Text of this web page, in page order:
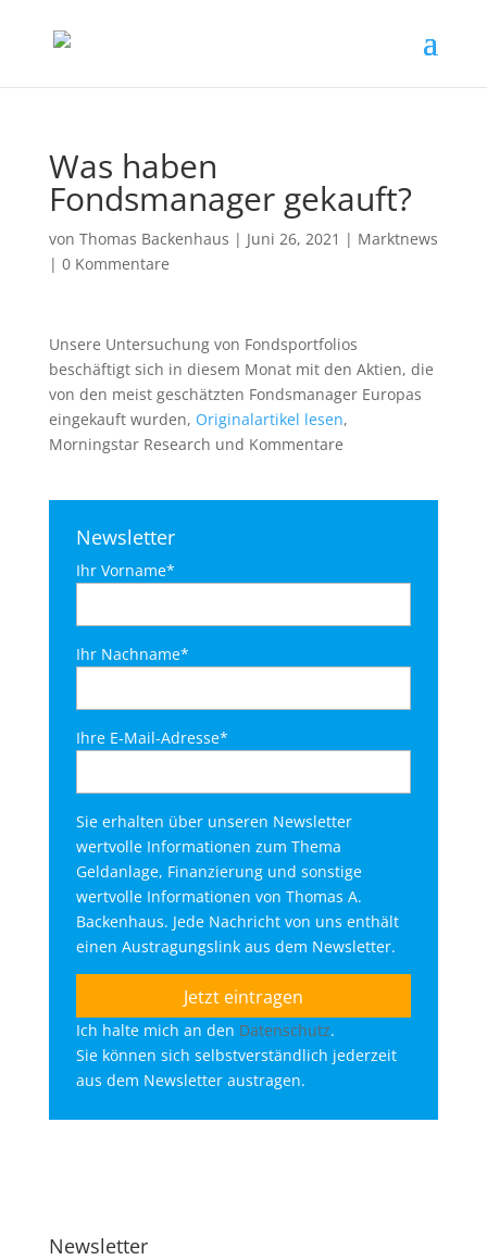
Was haben
Fondsmanager gekauft?
von Thomas Backenhaus | Juni 26, 2021 | Marktnews
| 0 Kommentare
Unsere Untersuchung von Fondsportfolios
beschäftigt sich in diesem Monat mit den Aktien, die
von den meist geschätzten Fondsmanager Europas
eingekauft wurden, Originalartikel lesen,
Morningstar Research und Kommentare
Newsletter
Ihr Vorname*
Ihr Nachname*
Ihre E-Mail-Adresse*
Sie erhalten über unseren Newsletter
wertvolle Informationen zum Thema
Geldanlage, Finanzierung und sonstige
wertvolle Informationen von Thomas A.
Backenhaus. Jede Nachricht von uns enthält
einen Austragungslink aus dem Newsletter.
Ich halte mich an den Datenschutz.
Sie können sich selbstverständlich jederzeit
aus dem Newsletter austragen.
Newsletter